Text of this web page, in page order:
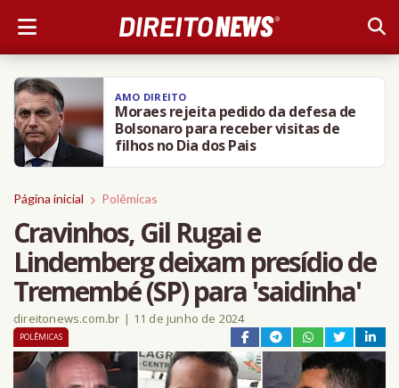
AMO DIREITO
Moraes rejeita pedido da defesa de
Bolsonaro para receber visitas de
filhos no Dia dos Pais
Página inicial Polêmicas
Cravinhos, Gil Rugai e
Lindemberg deixam presídio de
Tremembé (SP) para 'saidinha'
direitonews.com.br | 11 de junho de 2024
POLÊMICAS